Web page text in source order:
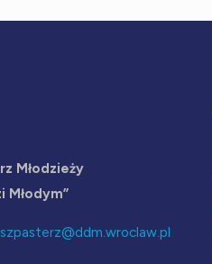
Młodzieży
Młodym”